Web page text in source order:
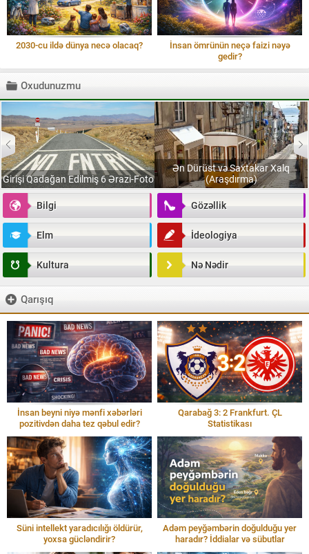
2030-cu ildə dünya necə olacaq?
İnsan ömrünün neçə faizi nəyə
gedir?
Oxudunuzmu
Girişi Qadağan Edilmiş 6 Ərazi-Foto
Ən Dürüst və Saxtakar Xalq
(Araşdırma)
Bilgi Gözəllik
Elm İdeologiya
Kultura Nə Nədir
Qarışıq
İnsan beyni niyə mənfi xəbərləri
pozitivdən daha tez qəbul edir?
Qarabağ 3: 2 Frankfurt. ÇL
Statistikası
Süni intellekt yaradıcılığı öldürür,
yoxsa gücləndirir?
Adəm peyğəmbərin doğulduğu yer
haradır? İddialar və sübutlar